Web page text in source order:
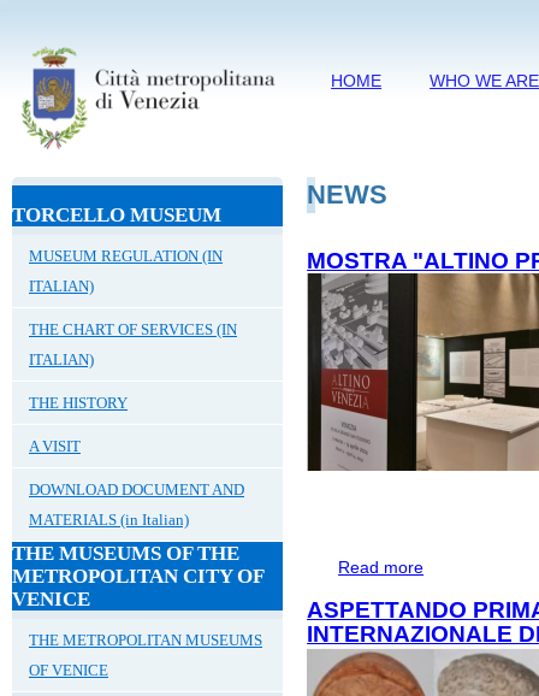
HOME WHO WE ARE
TORCELLO MUSEUM
MUSEUM REGULATION (IN
ITALIAN)
THE CHART OF SERVICES (IN
ITALIAN)
THE HISTORY
A VISIT
DOWNLOAD DOCUMENT AND
MATERIALS (in Italian)
THE MUSEUMS OF THE
METROPOLITAN CITY OF
VENICE
THE METROPOLITAN MUSEUMS
OF VENICE
NEWS
MOSTRA "ALTINO
Read more
ASPETTANDO
INTERNAZIONALE